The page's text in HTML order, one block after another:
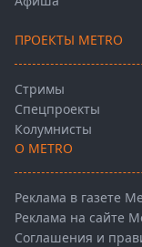
ПРОЕКТЫ METRO
Стримы
Спецпроекты
Колумнисты
О METRO
Реклама в газете
Реклама на сайте
Соглашения и